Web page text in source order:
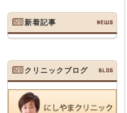
新着記事 NEWS
クリニックブログ BLOG